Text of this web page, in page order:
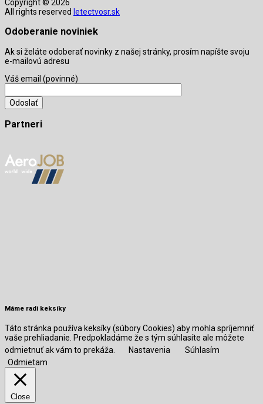
Copyright © 2026
All rights reserved letectvosr.sk
Odoberanie noviniek
Ak si želáte odoberať novinky z našej stránky, prosím napíšte svoju
e-mailovú adresu
Váš email (povinné)
Partneri
Máme radi keksíky
Táto stránka používa keksíky (súbory Cookies) aby mohla spríjemniť
vaše prehliadanie. Predpokladáme že s tým súhlasíte ale môžete
odmietnuť ak vám to prekáža.
Nastavenia
Súhlasím
Odmietam
Close